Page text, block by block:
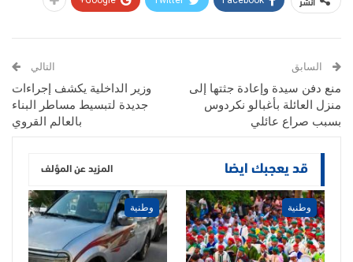
السابق
منع دفن سيدة وإعادة جثتها إلى
منزل العائلة بأغبالو نكردوس
بسبب صراع عائلي
التالي
وزير الداخلية يكشف إجراءات
جديدة لتبسيط مساطر البناء
بالعالم القروي
قد يعجبك ايضا المزيد عن المؤلف
وطنية وطنية